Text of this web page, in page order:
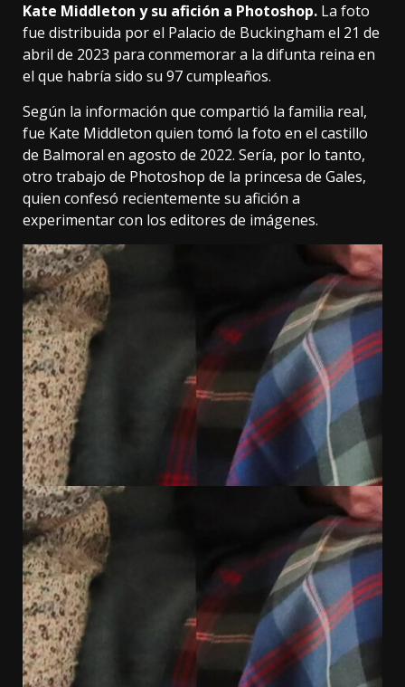
Kate Middleton y su afición a Photoshop. La foto
fue distribuida por el Palacio de Buckingham el 21 de
abril de 2023 para conmemorar a la difunta reina en
el que habría sido su 97 cumpleaños.
Según la información que compartió la familia real,
fue Kate Middleton quien tomó la foto en el castillo
de Balmoral en agosto de 2022. Sería, por lo tanto,
otro trabajo de Photoshop de la princesa de Gales,
quien confesó recientemente su afición a
experimentar con los editores de imágenes.